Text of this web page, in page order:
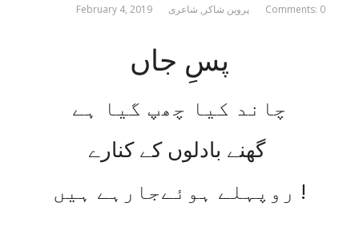
February 4, 2019 پروین شاکر , شاعری Comments: 0
پسِ جاں
چاند کیا چھپ گیا ہے
گھنے بادلوں کے کنارے
روپہلے ہوئےجارہے ہیں !